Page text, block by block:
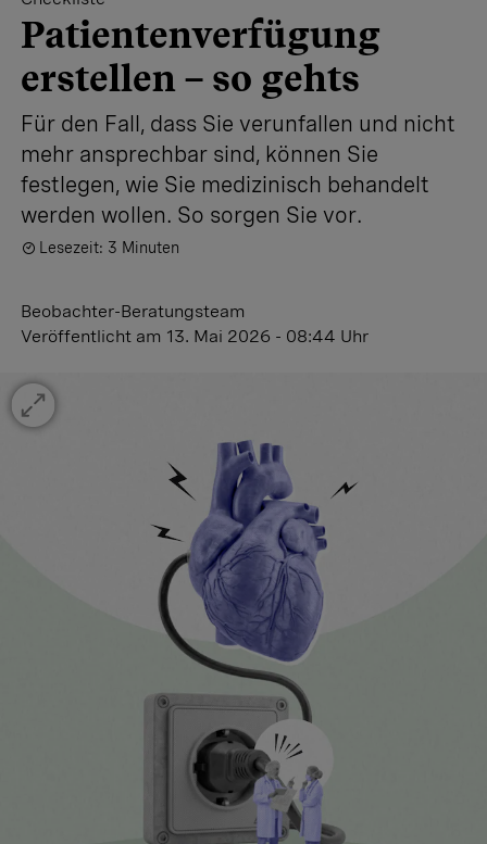
Patientenverfügung
erstellen – so gehts
Für den Fall, dass Sie verunfallen und nicht
mehr ansprechbar sind, können Sie
festlegen, wie Sie medizinisch behandelt
werden wollen. So sorgen Sie vor.
Lesezeit: 3 Minuten
Beobachter-Beratungsteam
Veröffentlicht am 13. Mai 2026 - 08:44 Uhr